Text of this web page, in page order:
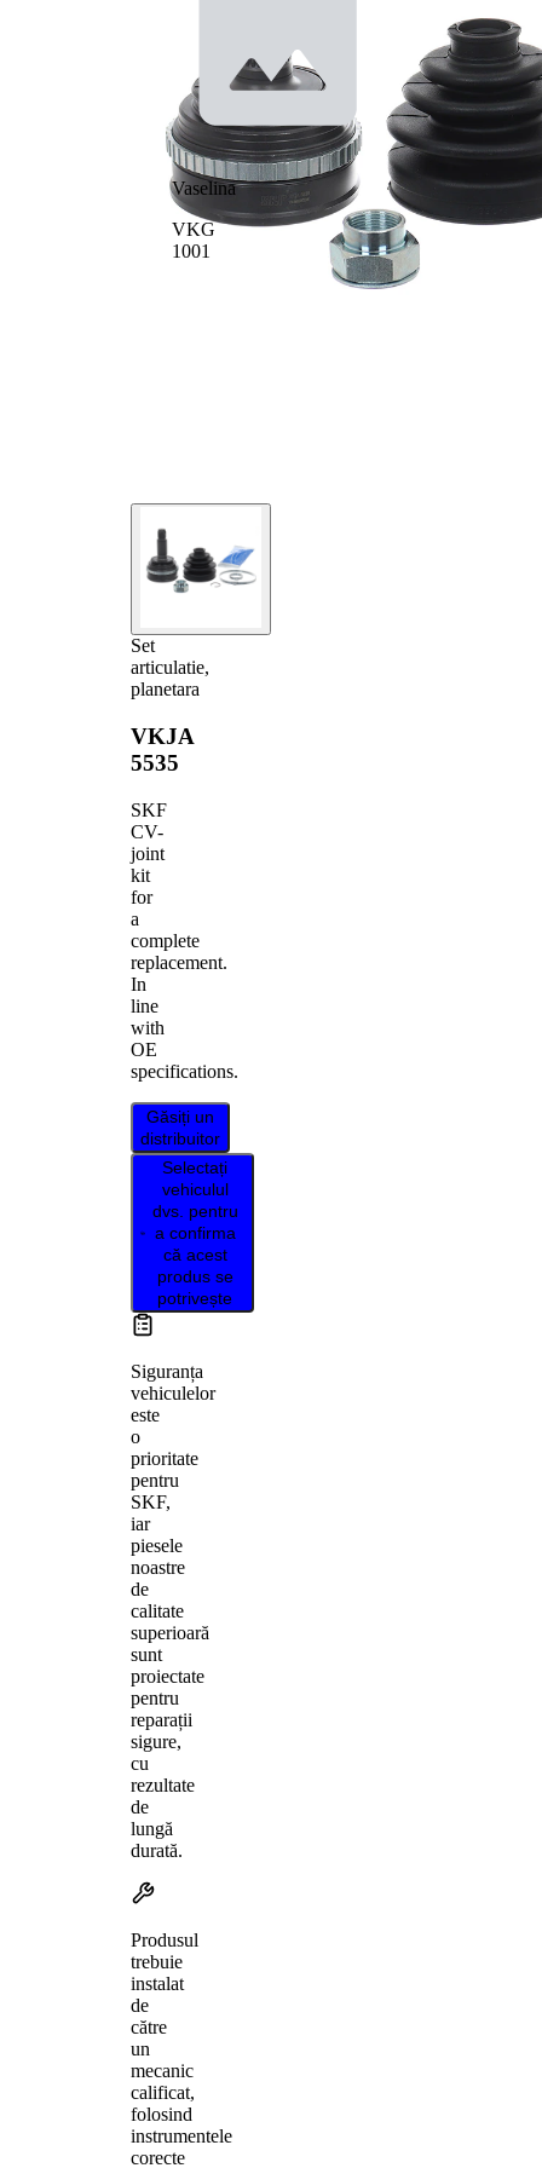
Set
articulatie,
planetara
VKJA
5535
SKF
CV-
joint
kit
for
a
complete
replacement.
In
line
with
OE
specifications.
Găsiți un
distribuitor
Selectați
vehiculul
dvs. pentru
a confirma
că acest
produs se
potrivește
Siguranța
vehiculelor
este
o
prioritate
pentru
SKF,
iar
piesele
noastre
de
calitate
superioară
sunt
proiectate
pentru
reparații
sigure,
cu
rezultate
de
lungă
durată.
Produsul
trebuie
instalat
de
către
un
mecanic
calificat,
folosind
instrumentele
corecte
Numar dinti
, inel ABS
50
Vaselina
VKG
1001